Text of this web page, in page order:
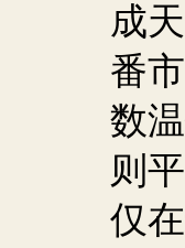
成
番
数
则
仅